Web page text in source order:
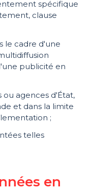
spécifique
clause
le cadre d'une
publicité en
ou agences d'État,
et dans la limite
;
telles
en